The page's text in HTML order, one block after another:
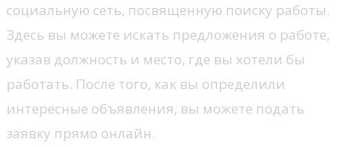
социальную сеть, посвященную поиску работы.
Здесь вы можете искать предложения о работе,
указав должность и место, где вы хотели бы
работать. После того, как вы определили
интересные объявления, вы можете подать
заявку прямо онлайн.